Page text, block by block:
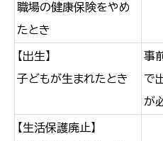
職場の健康保険をやめ
たとき
【出生】
子どもが生まれたとき
事
で
が
【生活保護廃止】